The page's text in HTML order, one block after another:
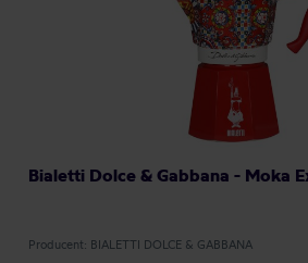
Bialetti Dolce & Gabbana - Moka
Producent: BIALETTI DOLCE & GABBANA